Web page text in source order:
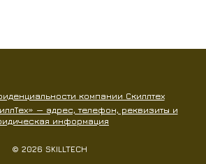
компании Скиллтех
— адрес, телефон, реквизиты и
информация
© 2026 SKILLTECH